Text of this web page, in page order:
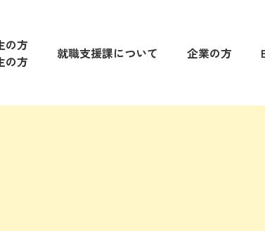
の方
の方
就職支援課について 企業の方